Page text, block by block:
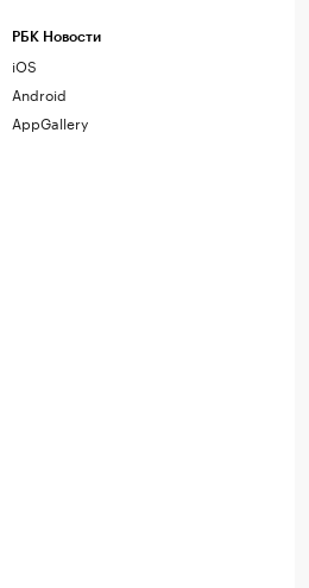
РБК Новости
iOS
Android
AppGallery